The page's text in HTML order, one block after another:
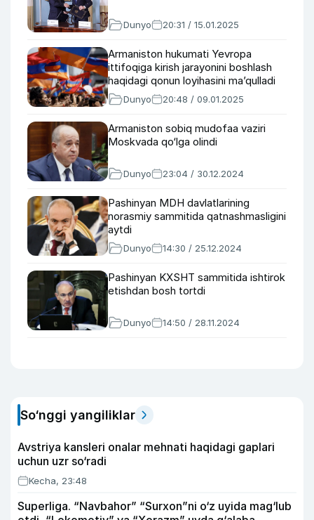
Dunyo 20:31 / 15.01.2025
Armaniston hukumati Yevropa
ittifoqiga kirish jarayonini boshlash
haqidagi qonun loyihasini ma’qulladi
Dunyo 20:48 / 09.01.2025
Armaniston sobiq mudofaa vaziri
Moskvada qo‘lga olindi
Dunyo 23:04 / 30.12.2024
Pashinyan MDH davlatlarining
norasmiy sammitida qatnashmasligini
aytdi
Dunyo 14:30 / 25.12.2024
Pashinyan KXSHT sammitida ishtirok
etishdan bosh tortdi
Dunyo 14:50 / 28.11.2024
So‘nggi yangiliklar
Avstriya kansleri onalar mehnati haqidagi gaplari
uchun uzr so‘radi
Kecha, 23:48
Superliga. “Navbahor” “Surxon”ni o‘z uyida mag‘lub